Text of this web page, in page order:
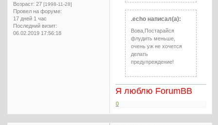
Возраст: 27 [1998-11-28]
Провел на форуме:
17 дней 1 час
Последний визит:
06.02.2019 17:56:18
.echo написал(а):
Вова,Постарайся
флудить меньше,
очень уж не хочется
делать
предупреждение!
Я люблю ForumBB
0